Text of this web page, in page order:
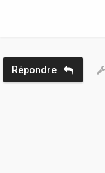
Répondre